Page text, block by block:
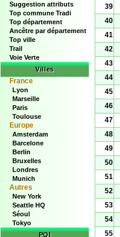
Suggestion attributs
Top commune Tradi
Top département
Ancêtre par département
Top ville
Trail
Voie Verte
Villes
France
Lyon
Marseille
Paris
Toulouse
Europe
Amsterdam
Barcelone
Berlin
Bruxelles
Londres
Munich
Autres
New York
Seattle HQ
Séoul
Tokyo
POI
39
40
41
42
43
44
45
46
47
48
49
50
51
52
53
54
55